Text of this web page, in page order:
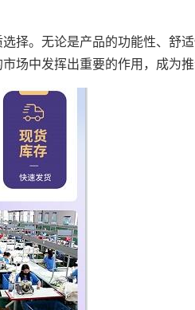
择。无论是产品的功能性、舒
中发挥出重要的作用，成为